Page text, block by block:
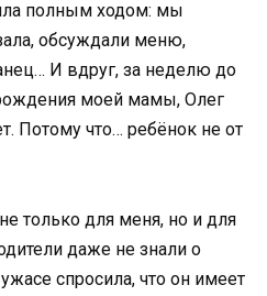
полным ходом: мы
обсуждали меню,
И вдруг, за неделю до
моей мамы, Олег
Потому что… ребёнок не от
только для меня, но и для
даже не знали о
спросила, что он имеет